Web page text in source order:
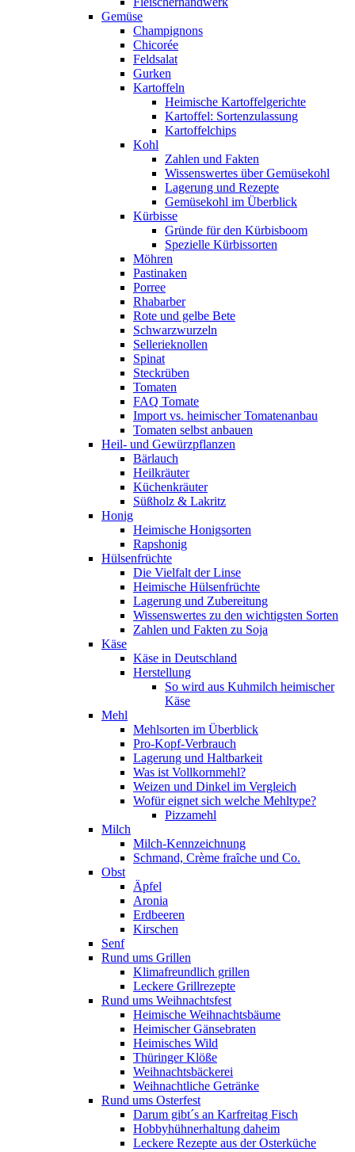
Gemüse
Champignons
Chicorée
Feldsalat
Gurken
Kartoffeln
Heimische Kartoffelgerichte
Kartoffel: Sortenzulassung
Kartoffelchips
Kohl
Zahlen und Fakten
Wissenswertes über Gemüsekohl
Lagerung und Rezepte
Gemüsekohl im Überblick
Kürbisse
Gründe für den Kürbisboom
Spezielle Kürbissorten
Möhren
Pastinaken
Porree
Rhabarber
Rote und gelbe Bete
Schwarzwurzeln
Sellerieknollen
Spinat
Steckrüben
Tomaten
FAQ Tomate
Import vs. heimischer Tomatenanbau
Tomaten selbst anbauen
Heil- und Gewürzpflanzen
Bärlauch
Heilkräuter
Küchenkräuter
Süßholz & Lakritz
Honig
Heimische Honigsorten
Rapshonig
Hülsenfrüchte
Die Vielfalt der Linse
Heimische Hülsenfrüchte
Lagerung und Zubereitung
Wissenswertes zu den wichtigsten Sorten
Zahlen und Fakten zu Soja
Käse
Käse in Deutschland
Herstellung
So wird aus Kuhmilch heimischer
Käse
Mehl
Mehlsorten im Überblick
Pro-Kopf-Verbrauch
Lagerung und Haltbarkeit
Was ist Vollkornmehl?
Weizen und Dinkel im Vergleich
Wofür eignet sich welche Mehltype?
Pizzamehl
Milch
Milch-Kennzeichnung
Schmand, Crème fraȋche und Co.
Obst
Äpfel
Aronia
Erdbeeren
Kirschen
Senf
Rund ums Grillen
Klimafreundlich grillen
Leckere Grillrezepte
Rund ums Weihnachtsfest
Heimische Weihnachtsbäume
Heimischer Gänsebraten
Heimisches Wild
Thüringer Klöße
Weihnachtsbäckerei
Weihnachtliche Getränke
Rund ums Osterfest
Darum gibt´s an Karfreitag Fisch
Hobbyhühnerhaltung daheim
Leckere Rezepte aus der Osterküche